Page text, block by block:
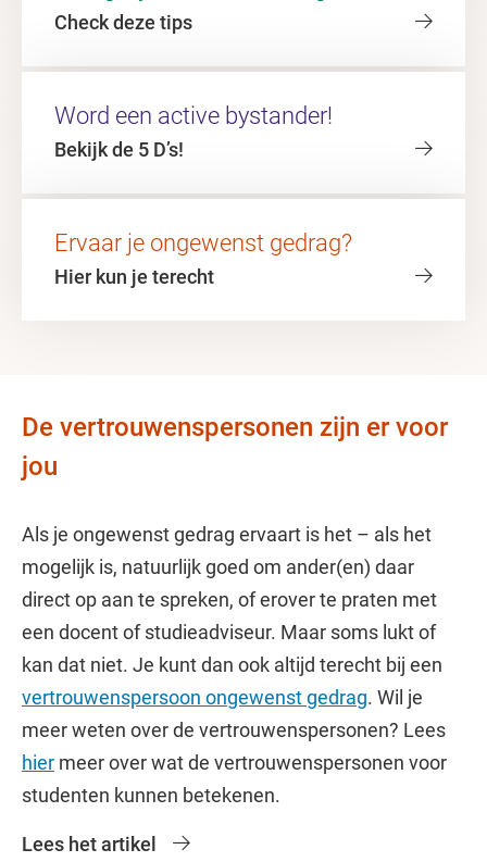
Check deze tips
Word een active bystander!
Bekijk de 5 D’s!
Ervaar je ongewenst gedrag?
Hier kun je terecht
De vertrouwenspersonen zijn er voor
jou
Als je ongewenst gedrag ervaart is het – als het
mogelijk is, natuurlijk goed om ander(en) daar
direct op aan te spreken, of erover te praten met
een docent of studieadviseur. Maar soms lukt of
kan dat niet. Je kunt dan ook altijd terecht bij een
vertrouwenspersoon ongewenst gedrag. Wil je
meer weten over de vertrouwenspersonen? Lees
hier meer over wat de vertrouwenspersonen voor
studenten kunnen betekenen.
Lees het artikel